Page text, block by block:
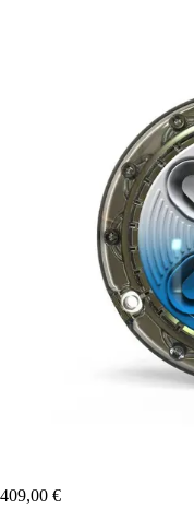
409,00 €